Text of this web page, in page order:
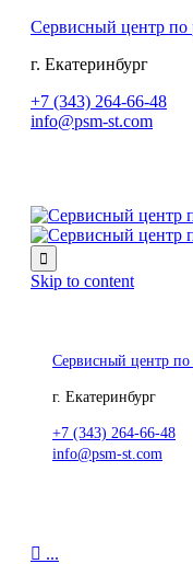
Сервисный центр по
г. Екатеринбург
+7 (343) 264-66-48
info@psm-st.com

Skip to content
Сервисный центр по
г. Екатеринбург
+7 (343) 264-66-48
info@psm-st.com
 ...